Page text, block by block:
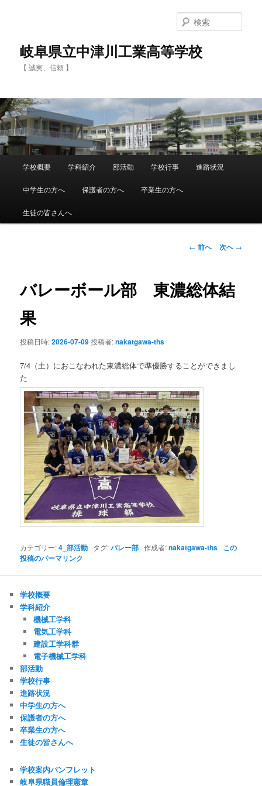
岐阜県立中津川工業高等学校
【 誠実、信頼 】
索
ュ
メ
イ
ン
テ
ン
ツ
へ
移
動
学校概要 学科紹介 部活動 学校行事 進路状況
中学生の方へ 保護者の方へ 卒業生の方へ
生徒の皆さんへ
投
ビ
ゲ
← 前へ 次へ→
バレーボール部 東濃総体結
果
投稿日時:2026-07-09投稿者:nakatgawa-ths
7/4（土）におこなわれた東濃総体で準優勝することができまし
た
カテゴリー:4_部活動 タグ:バレー部 作成者:nakatgawa-ths この
投稿のパーマリンク
学校概要
学科紹介
機械工学科
電気工学科
建設工学科群
電子機械工学科
部活動
学校行事
進路状況
中学生の方へ
保護者の方へ
卒業生の方へ
生徒の皆さんへ
学校案内パンフレット
岐阜県職員倫理憲章